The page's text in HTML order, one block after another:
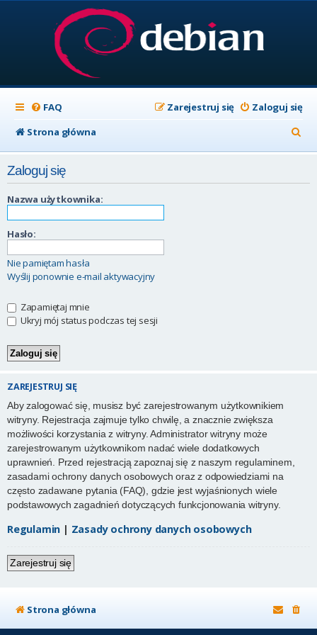
FAQ Zaloguj się
Zarejestruj się
Strona główna
z
Zaloguj się
Nazwa użytkownika:
Hasło:
Nie pamiętam hasła
Wyślij ponownie e-mail aktywacyjny
Zapamiętaj mnie
Ukryj mój status podczas tej sesji
ZAREJESTRUJ SIĘ
Aby zalogować się, musisz być zarejestrowanym użytkownikiem
witryny. Rejestracja zajmuje tylko chwilę, a znacznie zwiększa
możliwości korzystania z witryny. Administrator witryny może
zarejestrowanym użytkownikom nadać wiele dodatkowych
uprawnień. Przed rejestracją zapoznaj się z naszym regulaminem,
zasadami ochrony danych osobowych oraz z odpowiedziami na
często zadawane pytania (FAQ), gdzie jest wyjaśnionych wiele
podstawowych zagadnień dotyczących funkcjonowania witryny.
Regulamin | Zasady ochrony danych osobowych
Zarejestruj się
Strona główna